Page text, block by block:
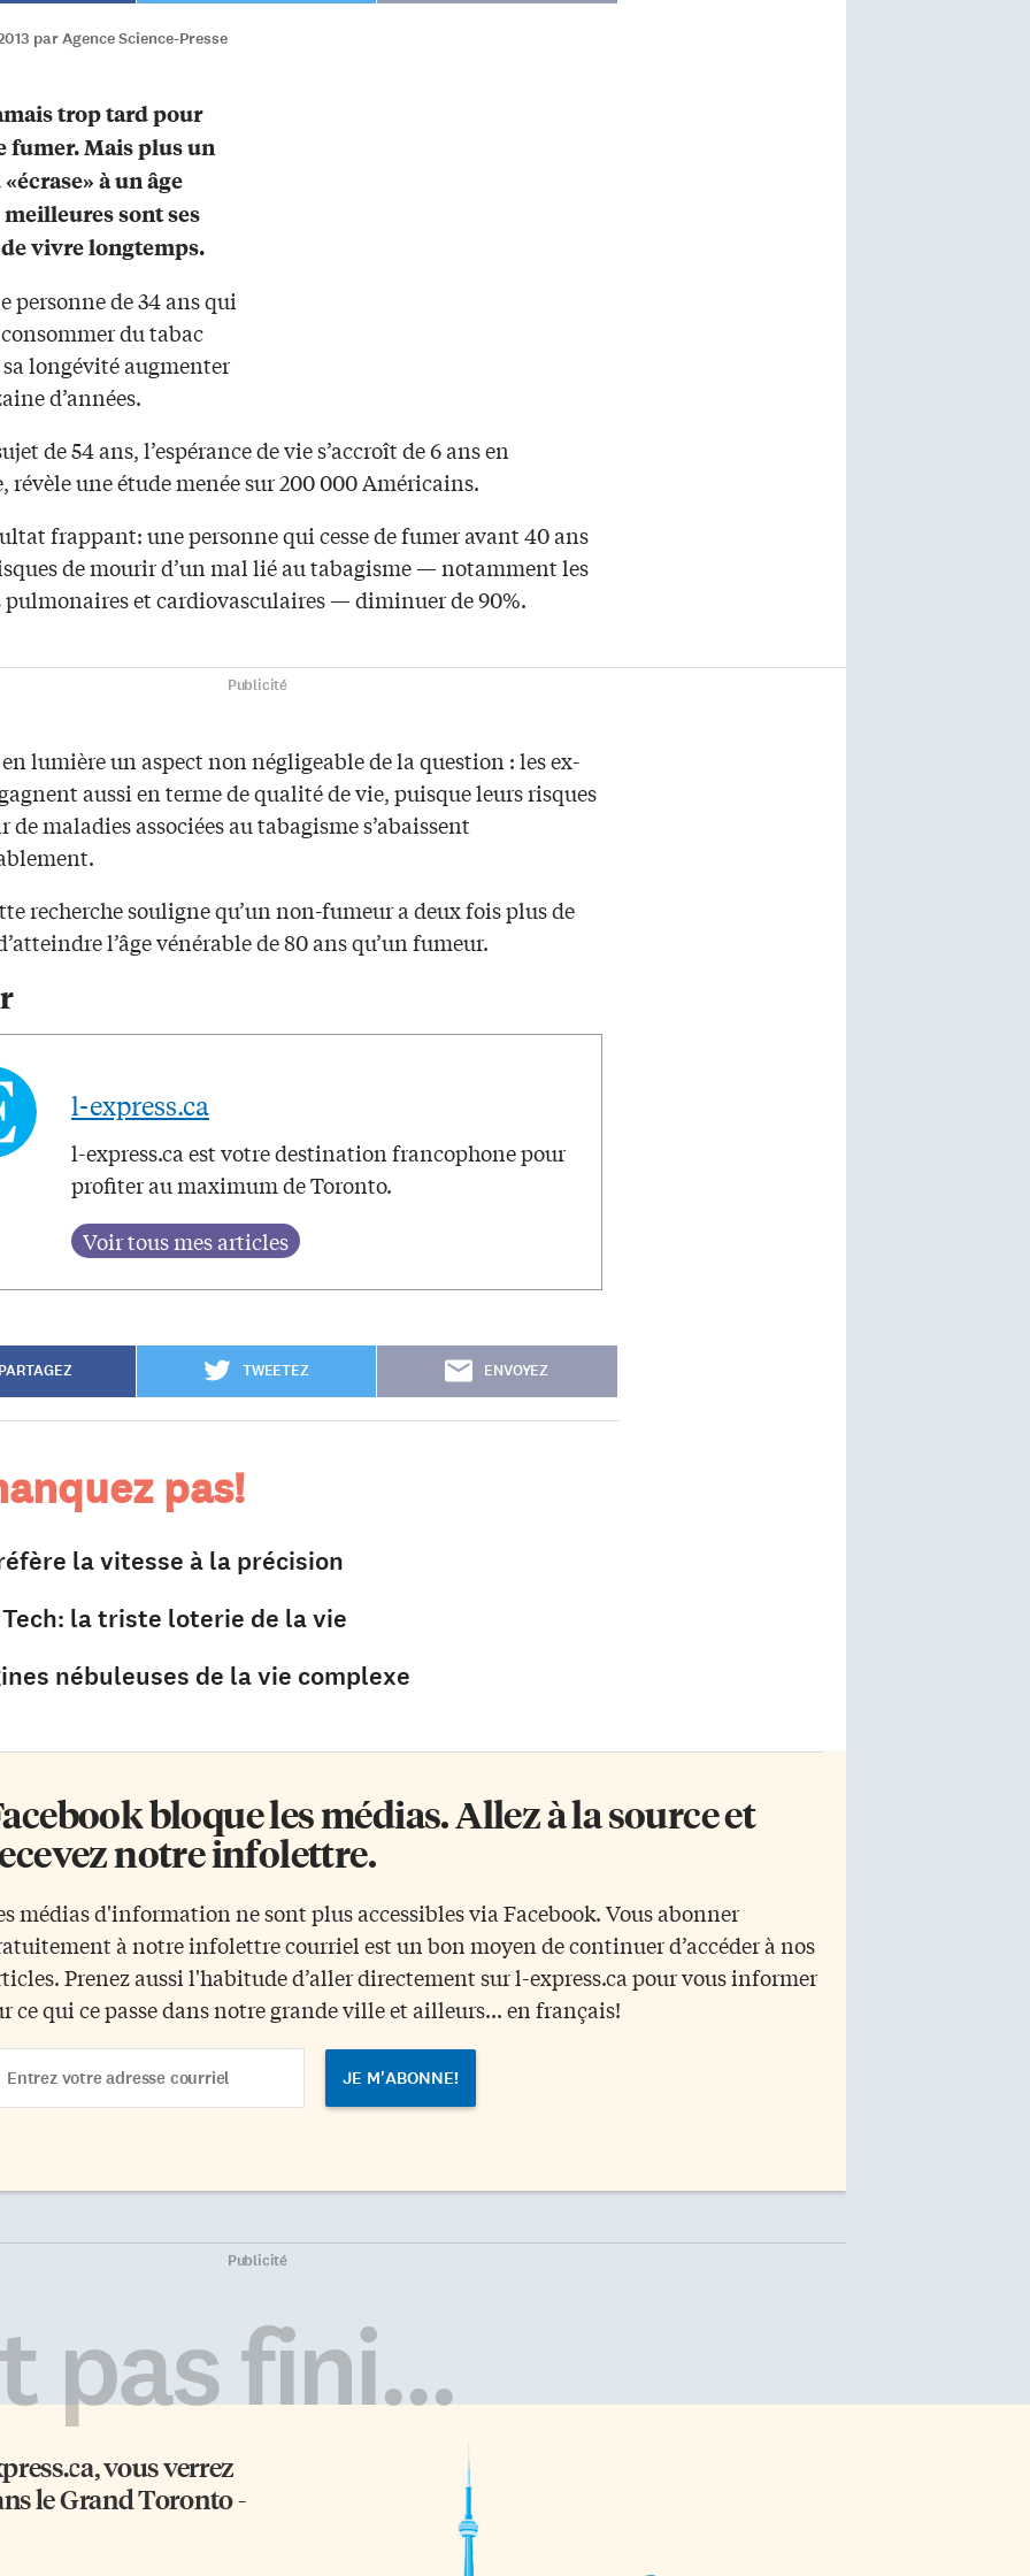
par Agence Science-Presse
trop tard pour
fumer. Mais plus un
à un âge
sont ses
vivre longtemps.
personne de 34 ans qui
du tabac
longévité augmenter
d’années.
de 54 ans, l’espérance de vie s’accroît de 6 ans en
révèle une étude menée sur 200 000 Américains.
frappant: une personne qui cesse de fumer avant 40 ans
de mourir d’un mal lié au tabagisme — notamment les
et cardiovasculaires — diminuer de 90%.
Publicité
lumière un aspect non négligeable de la question : les ex-
aussi en terme de qualité de vie, puisque leurs risques
de maladies associées au tabagisme s’abaissent
recherche souligne qu’un non-fumeur a deux fois plus de
l’âge vénérable de 80 ans qu’un fumeur.
l-express.ca
l-express.ca est votre destination francophone pour
profiter au maximum de Toronto.
TWEETEZ ENVOYEZ
pas!
la vitesse à la précision
la triste loterie de la vie
nébuleuses de la vie complexe
bloque les médias. Allez à la source et
notre infolettre.
médias d'information ne sont plus accessibles via Facebook. Vous abonner
à notre infolettre courriel est un bon moyen de continuer d’accéder à nos
Prenez aussi l'habitude d’aller directement sur l-express.ca pour vous informer
ce qui ce passe dans notre grande ville et ailleurs... en français!
Publicité
pas fini...
, vous verrez
le Grand Toronto -